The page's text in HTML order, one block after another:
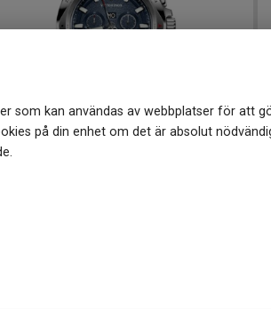
som kan användas av webbplatser för att
på din enhet om det är absolut